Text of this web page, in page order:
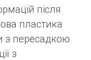
після
пластика
з пересадкою
з